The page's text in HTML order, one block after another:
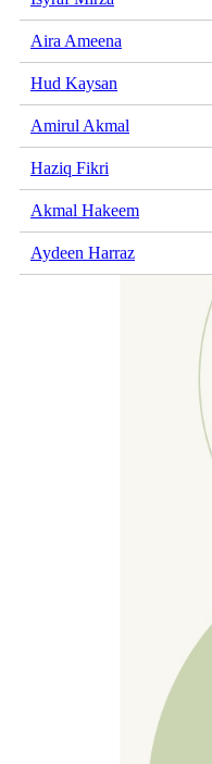
Aira Ameena
Hud Kaysan
Amirul Akmal
Haziq Fikri
Akmal Hakeem
Aydeen Harraz